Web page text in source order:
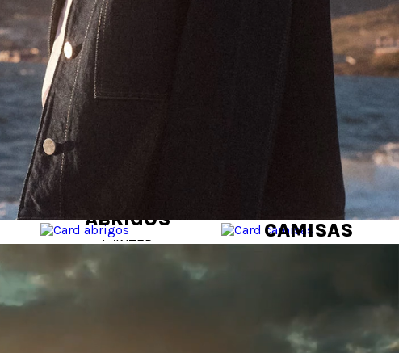
ABRIGOS
WINTER
CAMISAS